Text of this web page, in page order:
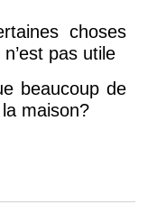
choses
pas utile
beaucoup de
maison?